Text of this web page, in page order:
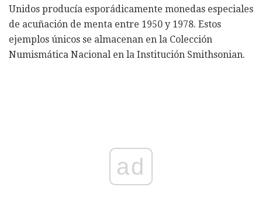
Unidos producía esporádicamente monedas especiales
de acuñación de menta entre 1950 y 1978. Estos
ejemplos únicos se almacenan en la Colección
Numismática Nacional en la Institución Smithsonian.
ad